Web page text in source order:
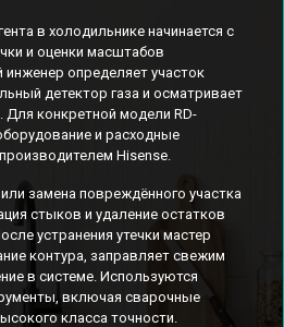
в холодильнике начинается с
и оценки масштабов
определяет участок
детектор газа и осматривает
Для конкретной модели RD-
и расходные
Hisense.
замена повреждённого участка
стыков и удаление остатков
устранения утечки мастер
контура, заправляет свежим
в системе. Используются
включая сварочные
класса точности.